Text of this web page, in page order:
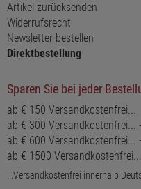
Artikel zurücksenden
Widerrufsrecht
Newsletter bestellen
Direktbestellung
Sparen Sie bei jeder
ab € 150 Versandkostenfrei...
ab € 300 Versandkostenfrei...
ab € 600 Versandkostenfrei...
ab € 1500
...Versandkostenfrei innerhalb